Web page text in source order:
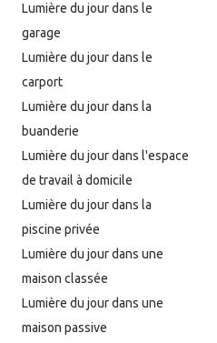
Lumière du jour dans le
garage
Lumière du jour dans le
carport
Lumière du jour dans la
buanderie
Lumière du jour dans l'espace
de travail à domicile
Lumière du jour dans la
piscine privée
Lumière du jour dans une
maison classée
Lumière du jour dans une
maison passive